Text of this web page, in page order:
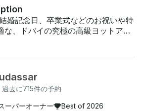
婚記念日、卒業式などのお祝いや特
な、ドバイの究極の高級ヨットアド
てください。ドバイマリーナ、ラグ
ンドマークをクルーズしながら、快
メント性を追求した設備の整ったヨ
さい。パーティーを主催する場合で
場合でも 、この体験は忘れ
過去に715件の予約
ーパーオーナー Best of 2026